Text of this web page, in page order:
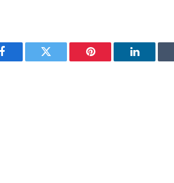
Facebook Twitter Pinterest LinkedIn